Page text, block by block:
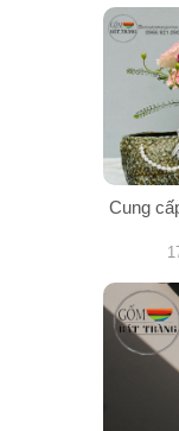
Cung